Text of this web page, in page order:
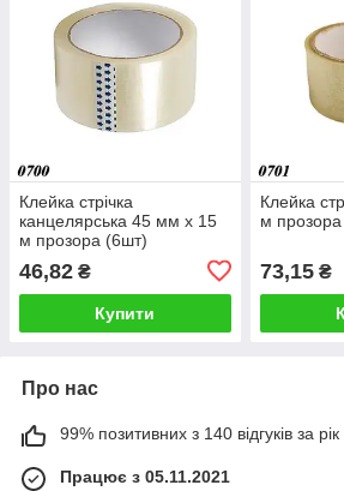
Клейка стрічка
канцелярська 45 мм х 15
м прозора (6шт)
46,82 ₴
Купити
Клейка
м
73,15₴
Про нас
99% позитивних з 140 відгуків за рік
Працює з 05.11.2021